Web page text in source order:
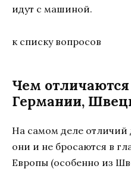
идут с машиной.
к списку вопросов
Чем
Германии,
На самом деле отличий
они и не бросаются в
Европы (особенно из